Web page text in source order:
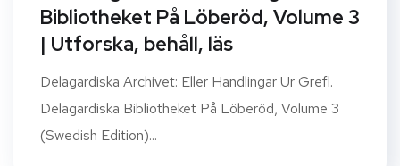
Bibliotheket På Löberöd, Volume 3
| Utforska, behåll, läs
Delagardiska Archivet: Eller Handlingar Ur Grefl.
Delagardiska Bibliotheket På Löberöd, Volume 3
(Swedish Edition)...